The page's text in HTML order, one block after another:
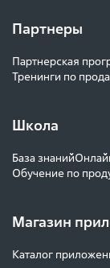
Партнеры
Партнерская
Тренинги по
Школа
База знаний
Обучение по
Магазин
Каталог